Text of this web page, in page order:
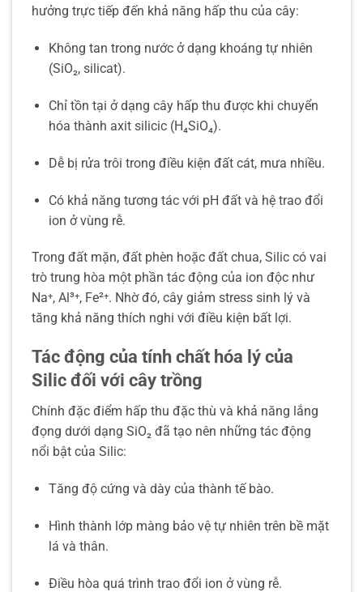
hưởng trực tiếp đến khả năng hấp thu của cây:
Không tan trong nước ở dạng khoáng tự nhiên
(SiO₂, silicat).
Chỉ tồn tại ở dạng cây hấp thu được khi chuyển
hóa thành axit silicic (H₄SiO₄).
Dễ bị rửa trôi trong điều kiện đất cát, mưa nhiều.
Có khả năng tương tác với pH đất và hệ trao đổi
ion ở vùng rễ.
Trong đất mặn, đất phèn hoặc đất chua, Silic có vai
trò trung hòa một phần tác động của ion độc như
Na⁺, Al³⁺, Fe²⁺. Nhờ đó, cây giảm stress sinh lý và
tăng khả năng thích nghi với điều kiện bất lợi.
Tác động của tính chất hóa lý của
Silic đối với cây trồng
Chính đặc điểm hấp thu đặc thù và khả năng lắng
đọng dưới dạng SiO₂ đã tạo nên những tác động
nổi bật của Silic:
Tăng độ cứng và dày của thành tế bào.
Hình thành lớp màng bảo vệ tự nhiên trên bề mặt
lá và thân.
Điều hòa quá trình trao đổi ion ở vùng rễ.